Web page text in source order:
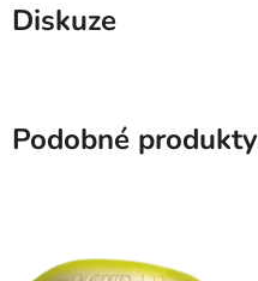
Diskuze
Podobné produkty